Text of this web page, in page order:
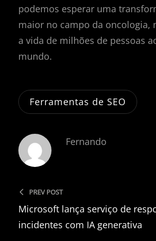
podemos esperar uma
maior no campo da oncologia,
a vida de milhões de pessoas
mundo.
Ferramentas de SEO
Fernando
PREV POST
Microsoft lança serviço de
incidentes com IA generativa